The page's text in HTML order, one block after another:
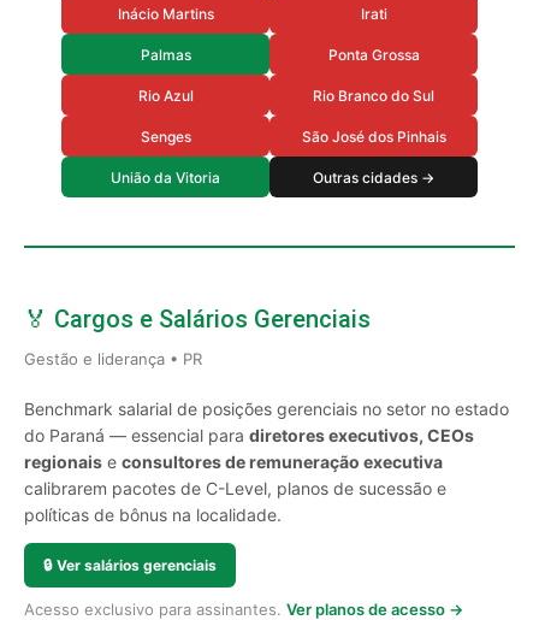
Inácio Martins Irati
Palmas Ponta Grossa
Rio Azul Rio Branco do Sul
Senges São José dos Pinhais
União da Vitoria Outras cidades →
🏅 Cargos e Salários Gerenciais
Gestão e liderança • PR
Benchmark salarial de posições gerenciais no setor no estado
do Paraná — essencial para diretores executivos, CEOs
regionais e consultores de remuneração executiva
calibrarem pacotes de C-Level, planos de sucessão e
políticas de bônus na localidade.
🔒 Ver salários gerenciais
Acesso exclusivo para assinantes. Ver planos de acesso →